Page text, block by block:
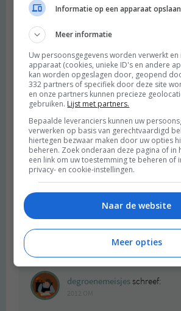
2012 OM
Erg leuk om jullie dieet ervaringen te lezen.
jullie vegan eten. Heb ik wel ooit
vooral lastig geen eieren te eten.
Beantwoorden
Daphne schreef:
2012 OM
Zoooo wat ben ik trots op jullie! Ik ben ook
gezonde levenstijl aan te leren…. Maar
hoeveelheden. Ben erg blij met de boeken
Michael Pollan… Hebben jullie nog
betreft?
Beantwoorden
degroenemeisjesschreef:
Informatie op een apparaat
Meer informatie
Uw persoonsgegevens worden verwerkt
apparaat (cookies, unieke ID's en andere
kan worden opgeslagen door, geopend
332 partners of specifiek door deze site
en onze partners kunnen precieze
gebruiken. Lijst met partners.
Bepaalde leveranciers kunnen uw
verwerken op basis van gerechtvaardigd
hiertegen bezwaar maken door uw opties
beheren. Zoek onderaan deze pagina of in
een link om uw toestemming te beheren of
privacy- en cookie-instellingen.
Naar de website
Meer opties